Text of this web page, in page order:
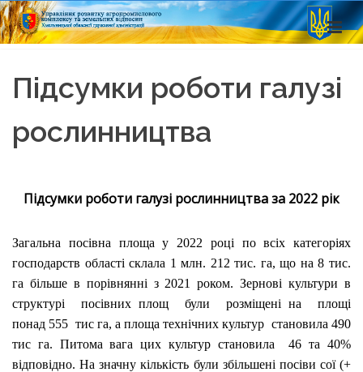
Підсумки роботи галузі
рослинництва
Підсумки роботи галузі рослинництва за 2022 рік
Загальна посівна площа у 2022 році по всіх категоріях
господарств області склала 1 млн. 212 тис. га, що на 8 тис.
га більше в порівнянні з 2021 роком. Зернові культури в
структурі посівних площ були розміщені на площі
понад 555 тис га, а площа технічних культур становила 490
тис га. Питома вага цих культур становила 46 та 40%
відповідно. На значну кількість були збільшені посіви сої (+